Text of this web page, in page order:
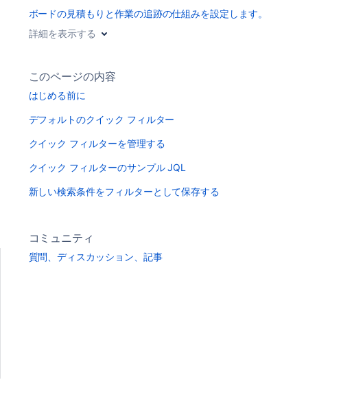
ボードの見積もりと作業の追跡の仕組みを設定します。
詳細を表示する
このページの内容
はじめる前に
デフォルトのクイック フィルター
クイック フィルターを管理する
クイック フィルターのサンプル JQL
新しい検索条件をフィルターとして保存する
コミュニティ
質問、ディスカッション、記事